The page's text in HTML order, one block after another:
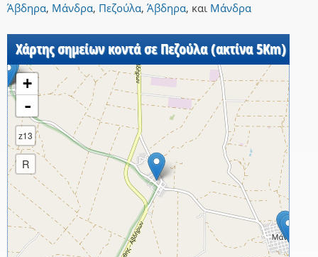
Άβδηρα, Μάνδρα, Πεζούλα, Άβδηρα, και Μάνδρα
Χάρτης σημείων κοντά σε Πεζούλα (ακτίνα 5Km)
+
-
z13
R